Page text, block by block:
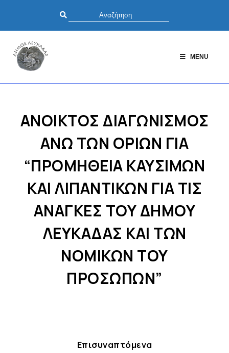
MENU
ΑΝΟΙΚΤΟΣ ΔΙΑΓΩΝΙΣΜΟΣ
ΑΝΩ ΤΩΝ ΟΡΙΩΝ ΓΙΑ
“ΠΡΟΜΗΘΕΙΑ ΚΑΥΣΙΜΩΝ
ΚΑΙ ΛΙΠΑΝΤΙΚΩΝ ΓΙΑ ΤΙΣ
ΑΝΑΓΚΕΣ ΤΟΥ ΔΗΜΟΥ
ΛΕΥΚΑΔΑΣ ΚΑΙ ΤΩΝ
ΝΟΜΙΚΩΝ ΤΟΥ
ΠΡΟΣΩΠΩΝ”
Επισυναπτόμενα